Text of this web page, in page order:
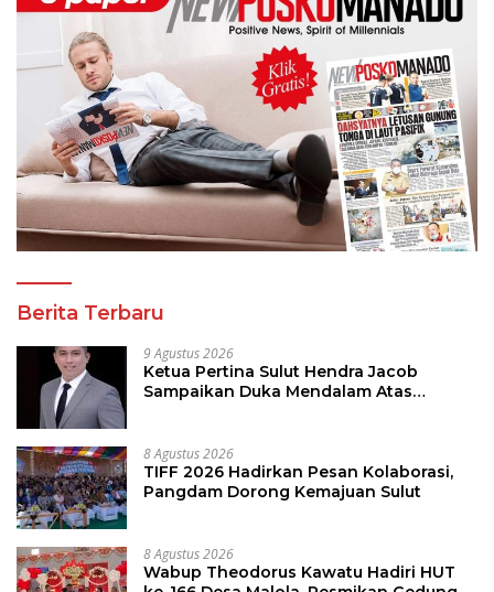
Berita Terbaru
9 Agustus 2026
Ketua Pertina Sulut Hendra Jacob
Sampaikan Duka Mendalam Atas
8 Agustus 2026
TIFF 2026 Hadirkan Pesan Kolaborasi,
Pangdam Dorong Kemajuan Sulut
8 Agustus 2026
Wabup Theodorus Kawatu Hadiri HUT